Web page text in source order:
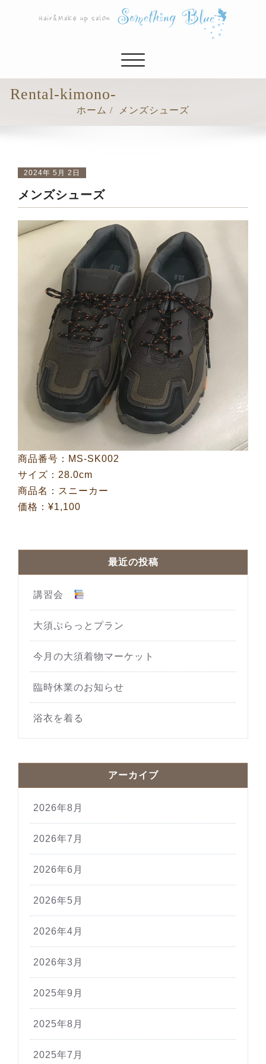
ナ
シ
ョ
Rental-kimono-
ホーム メンズシューズ
2024年 5月 2日
メンズシューズ
商品番号：MS-SK002
サイズ：28.0cm
商品名：スニーカー
価格：¥1,100
最近の投稿
講習会
大須ぷらっとプラン
今月の大須着物マーケット
臨時休業のお知らせ
浴衣を着る
アーカイブ
2026年8月
2026年7月
2026年6月
2026年5月
2026年4月
2026年3月
2025年9月
2025年8月
2025年7月